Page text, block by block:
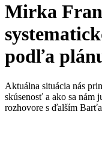
Mirka
podľa
Aktuálna situácia nás
skúsenosť a ako sa nám
rozhovore s ďalším